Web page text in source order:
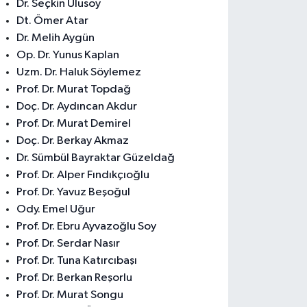
Dr. Seçkin Ulusoy
Dt. Ömer Atar
Dr. Melih Aygün
Op. Dr. Yunus Kaplan
Uzm. Dr. Haluk Söylemez
Prof. Dr. Murat Topdağ
Doç. Dr. Aydıncan Akdur
Prof. Dr. Murat Demirel
Doç. Dr. Berkay Akmaz
Dr. Sümbül Bayraktar Güzeldağ
Prof. Dr. Alper Fındıkçıoğlu
Prof. Dr. Yavuz Beşoğul
Ody. Emel Uğur
Prof. Dr. Ebru Ayvazoğlu Soy
Prof. Dr. Serdar Nasır
Prof. Dr. Tuna Katırcıbaşı
Prof. Dr. Berkan Reşorlu
Prof. Dr. Murat Songu